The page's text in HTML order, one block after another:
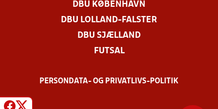
DBU KØBENHAVN
DBU LOLLAND-FALSTER
DBU SJÆLLAND
FUTSAL
PERSONDATA- OG PRIVATLIVS-POLITIK